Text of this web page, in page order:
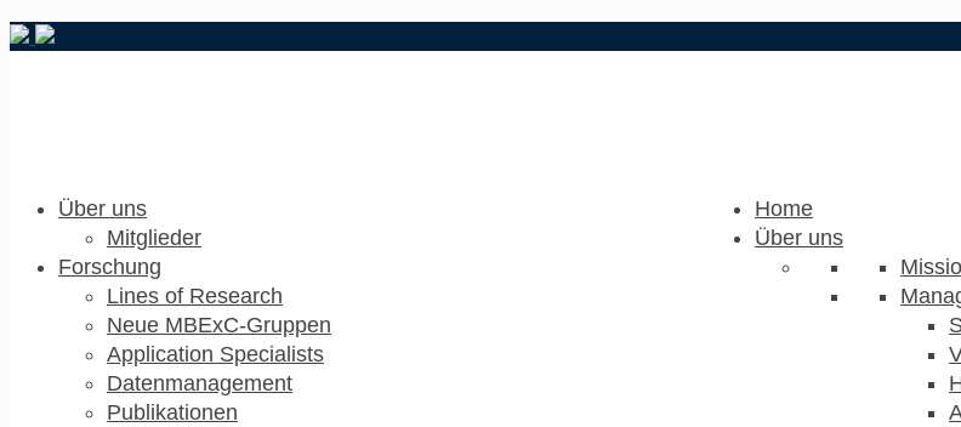
Home
Über uns
Über uns
Mitglieder
Forschung
Lines of Research
Neue MBExC-Gruppen
Application Specialists
Datenmanagement
Publikationen